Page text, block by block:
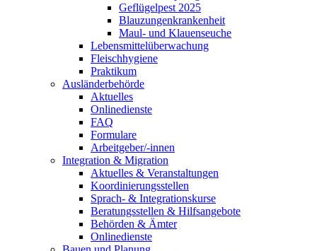
Geflügelpest 2025
Blauzungenkrankenheit
Maul- und Klauenseuche
Lebensmittelüberwachung
Fleischhygiene
Praktikum
Ausländerbehörde
Aktuelles
Onlinedienste
FAQ
Formulare
Arbeitgeber/-innen
Integration & Migration
Aktuelles & Veranstaltungen
Koordinierungsstellen
Sprach- & Integrationskurse
Beratungsstellen & Hilfsangebote
Behörden & Ämter
Onlinedienste